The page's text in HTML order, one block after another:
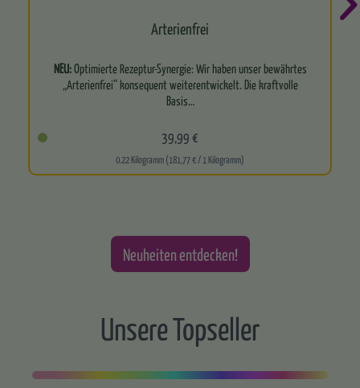
Unsere Topseller
Neuheiten entdecken!
Arterienfrei
NEU:Optimierte Rezeptur-Synergie: Wir haben unser bewährtes
„Arterienfrei“ konsequent weiterentwickelt. Die kraftvolle
Basis…
39,99 €
0.22 Kilogramm (181,77 € / 1 Kilogramm)